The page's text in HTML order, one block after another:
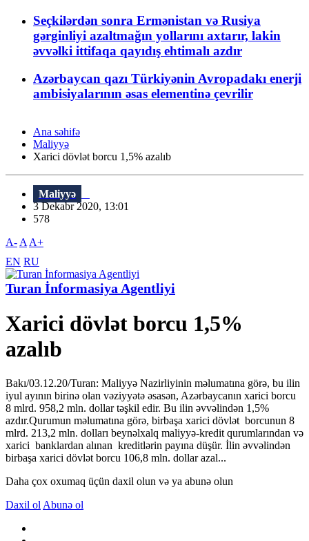
Seçkilərdən sonra Ermənistan və Rusiya
gərginliyi azaltmağın yollarını axtarır, lakin
əvvəlki ittifaqa qayıdış ehtimalı azdır
Azərbaycan qazı Türkiyənin Avropadakı enerji
ambisiyalarının əsas elementinə çevrilir
Ana səhifə
Maliyyə
Xarici dövlət borcu 1,5% azalıb
Maliyyə
3 Dekabr 2020, 13:01
578
A- A A+
EN RU
Turan İnformasiya Agentliyi
Xarici dövlət borcu 1,5%
azalıb
Bakı/03.12.20/Turan: Maliyyə Nazirliyinin məlumatına görə, bu ilin
iyul ayının birinə olan vəziyyətə əsasən, Azərbaycanın xarici borcu
8 mlrd. 958,2 mln. dollar təşkil edir. Bu ilin əvvəlindən 1,5%
azdır.Qurumun məlumatına görə, birbaşa xarici dövlət borcunun 8
mlrd. 213,2 mln. dolları beynəlxalq maliyyə-kredit qurumlarından və
xarici banklardan alınan kreditlərin payına düşür. İlin əvvəlindən
birbaşa xarici dövlət borcu 106,8 mln. dollar azal...
Daha çox oxumaq üçün daxil olun və ya abunə olun
Daxil ol Abunə ol